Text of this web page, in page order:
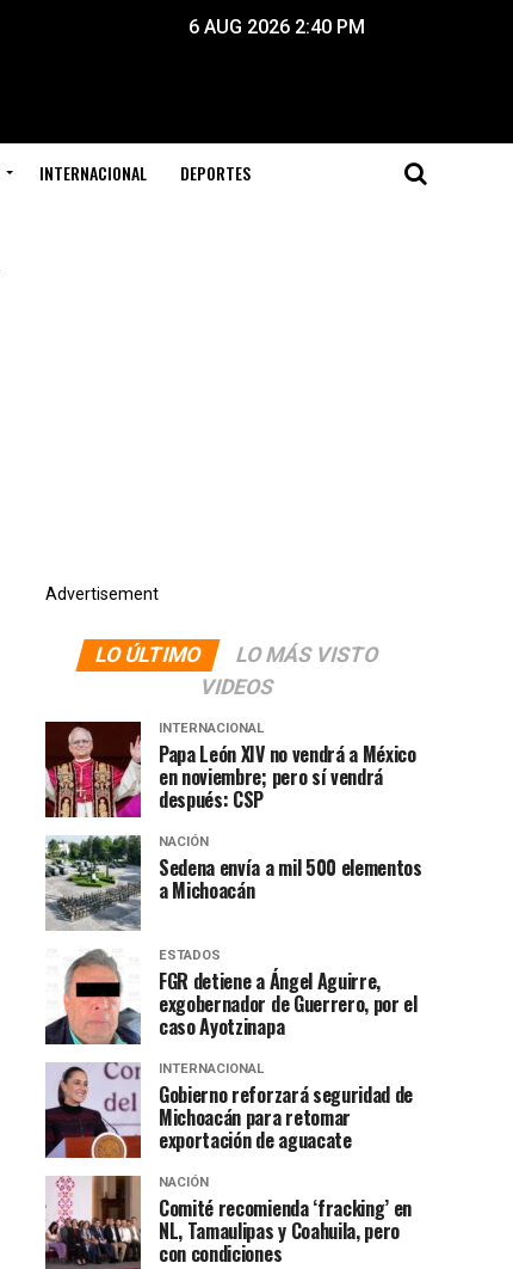
6 AUG 2026 2:40 PM
INTERNACIONAL DEPORTES
Advertisement
LO ÚLTIMO
LO MÁS VISTO
VIDEOS
INTERNACIONAL
Papa León XIV no vendrá a México
en noviembre; pero sí vendrá
después: CSP
NACIÓN
Sedena envía a mil 500 elementos
a Michoacán
ESTADOS
FGR detiene a Ángel Aguirre,
exgobernador de Guerrero, por el
caso Ayotzinapa
INTERNACIONAL
Gobierno reforzará seguridad de
Michoacán para retomar
exportación de aguacate
NACIÓN
Comité recomienda ‘fracking’ en
NL, Tamaulipas y Coahuila, pero
con condiciones